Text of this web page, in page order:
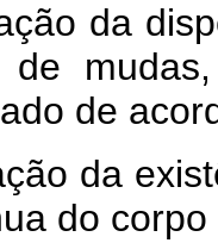
da
de
da
do